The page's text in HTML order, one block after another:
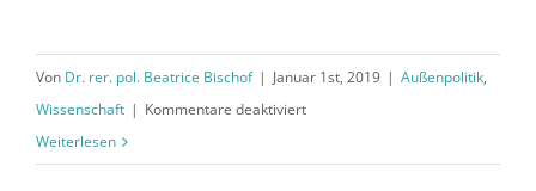
Von Dr. rer. pol. Beatrice Bischof | Januar 1st, 2019 | Außenpolitik,
Wissenschaft | Kommentare deaktiviertfür
Weiterlesen